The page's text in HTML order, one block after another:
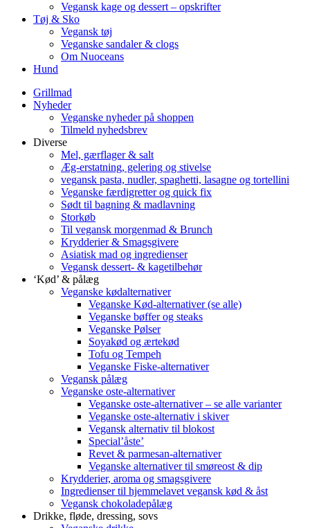
Vegansk kage og dessert – opskrifter
Tøj & Sko
Vegansk tøj
Veganske sandaler & clogs
Om Nuoceans
Hund
Grillmad
Nyheder
Veganske nyheder på shoppen
Tilmeld nyhedsbrev
Diverse
Mel, gærflager & salt
Æg-erstatning, gelering og stivelse
vegansk pasta, nudler, spaghetti, lasagne og tortellini
Veganske færdigretter og quick fix
Sødt til bagning & madlavning
Storkøb
Til vegansk morgenmad & Brunch
Krydderier & Smagsgivere
Asiatisk mad og ingredienser
Vegansk dessert- & kagetilbehør
‘Kød’ & pålæg
Veganske kødalternativer
Veganske Kød-alternativer (se alle)
Veganske bøffer og steaks
Veganske Pølser
Soyakød og ærtekød
Tofu og Tempeh
Veganske Fiske-alternativer
Vegansk pålæg
Veganske oste-alternativer
Veganske oste-alternativer – se alle varianter
Veganske oste-alternativ i skiver
Vegansk alternativ til blokost
Special’åste’
Revet & parmesan-alternativer
Veganske alternativer til smøreost & dip
Krydderier, aroma og smagsgivere
Ingredienser til hjemmelavet vegansk kød & åst
Vegansk chokoladepålæg
Drikke, fløde, dressing, sovs